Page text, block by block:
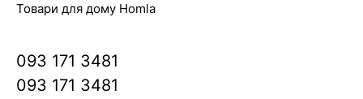
Товари для дому Homla
093 171 3481
093 171 3481